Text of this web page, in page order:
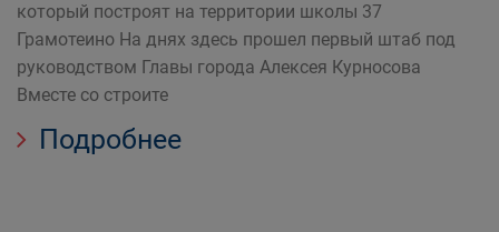
который построят на территории школы 37
Грамотеино На днях здесь прошел первый штаб под
руководством Главы города Алексея Курносова
Вместе со строите
Подробнее